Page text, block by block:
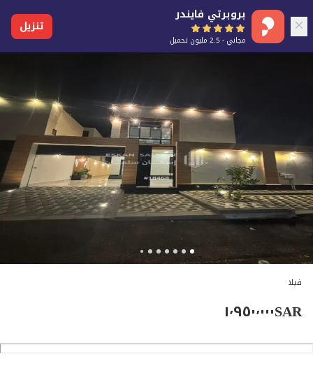
بروبرتي فايندر
مجاني - 2.5 مليون تحميل
تنزيل
فيلا
SAR١٬٩٥٠٬٠٠٠